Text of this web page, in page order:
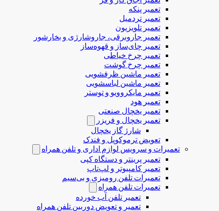
تعمیر پنکه
تعمیر تردمیل
تعمیر تلویزیون
تعمیر جاروبرقی، جاروشارژی و بخارشور
تعمیر چای‌ساز و قهوه‌ساز
تعمیر چرخ خیاطی
تعمیر چرخ گوشت
تعمیر ماشین ظرفشویی
تعمیر ماشین لباسشویی
تعمیر مایکروویو و توستر
تعمیر هود
تعمیر یخچال صنعتی
تعمیر یخچال و فریزر
شارژ گاز یخچال
تعویض ترموکوپل و فندک
تعمیرات و سرویس لوازم اداری و تلفن همراه
تعمیر پرینتر و دستگاه کپی
تعمیر کامپیوتر و لپ‌تاپ
تعمیرات تلفن رومیزی و بی‌سیم
تعمیرات تلفن همراه
تعمیر تلفن آب خورده
تعمیر و تعویض دوربین تلفن همراه